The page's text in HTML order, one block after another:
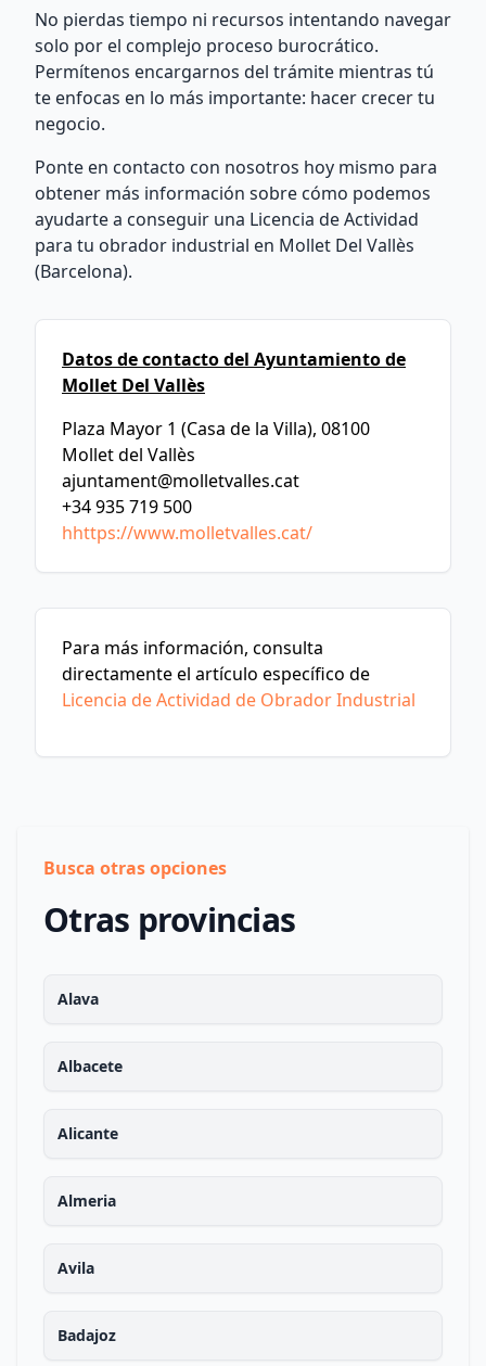
No pierdas tiempo ni recursos intentando navegar
solo por el complejo proceso burocrático.
Permítenos encargarnos del trámite mientras tú
te enfocas en lo más importante: hacer crecer tu
negocio.
Ponte en contacto con nosotros hoy mismo para
obtener más información sobre cómo podemos
ayudarte a conseguir una Licencia de Actividad
para tu obrador industrial en Mollet Del Vallès
(Barcelona).
Datos de contacto del Ayuntamiento de
Mollet Del Vallès
Plaza Mayor 1 (Casa de la Villa), 08100
Mollet del Vallès
ajuntament@molletvalles.cat
+34 935 719 500
hhttps://www.molletvalles.cat/
Para más información, consulta
directamente el artículo específico de
Licencia de Actividad de Obrador Industrial
Busca otras opciones
Otras provincias
Alava
Albacete
Alicante
Almeria
Avila
Badajoz